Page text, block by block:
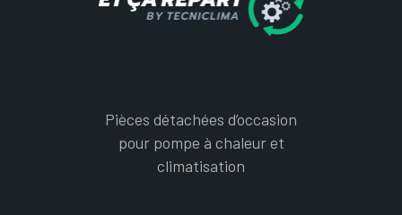
Pièces détachées d’occasion
pour pompe à chaleur et
climatisation